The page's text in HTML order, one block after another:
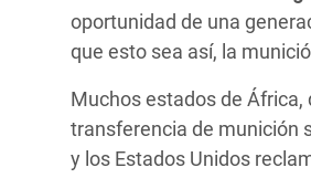
oportunidad de una
que esto sea así, la
Muchos estados de
transferencia de munición
y los Estados Unidos